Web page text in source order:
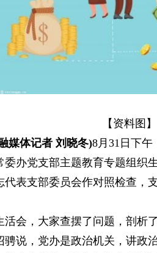
【资料图】
媒体记者 刘晓冬)8月31日下
办党支部主题教育专题组织生
表支部委员会作对照检查，
活会，大家查摆了问题，剖析
说，党办是政治机关，讲政